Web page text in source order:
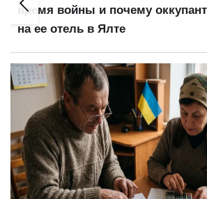
время войны и почему
на ее отель в Ялте